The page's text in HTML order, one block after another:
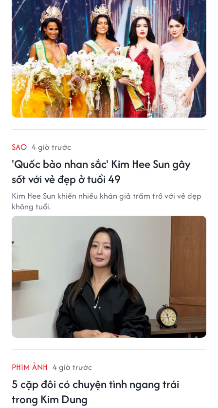
SAO 4 giờ trước
'Quốc bảo nhan sắc' Kim Hee Sun gây
sốt với vẻ đẹp ở tuổi 49
Kim Hee Sun khiến nhiều khán giả trầm trồ với vẻ đẹp
không tuổi.
PHIM ẢNH 4 giờ trước
5 cặp đôi có chuyện tình ngang trái
trong Kim Dung